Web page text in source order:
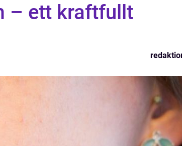
– ett kraftfullt